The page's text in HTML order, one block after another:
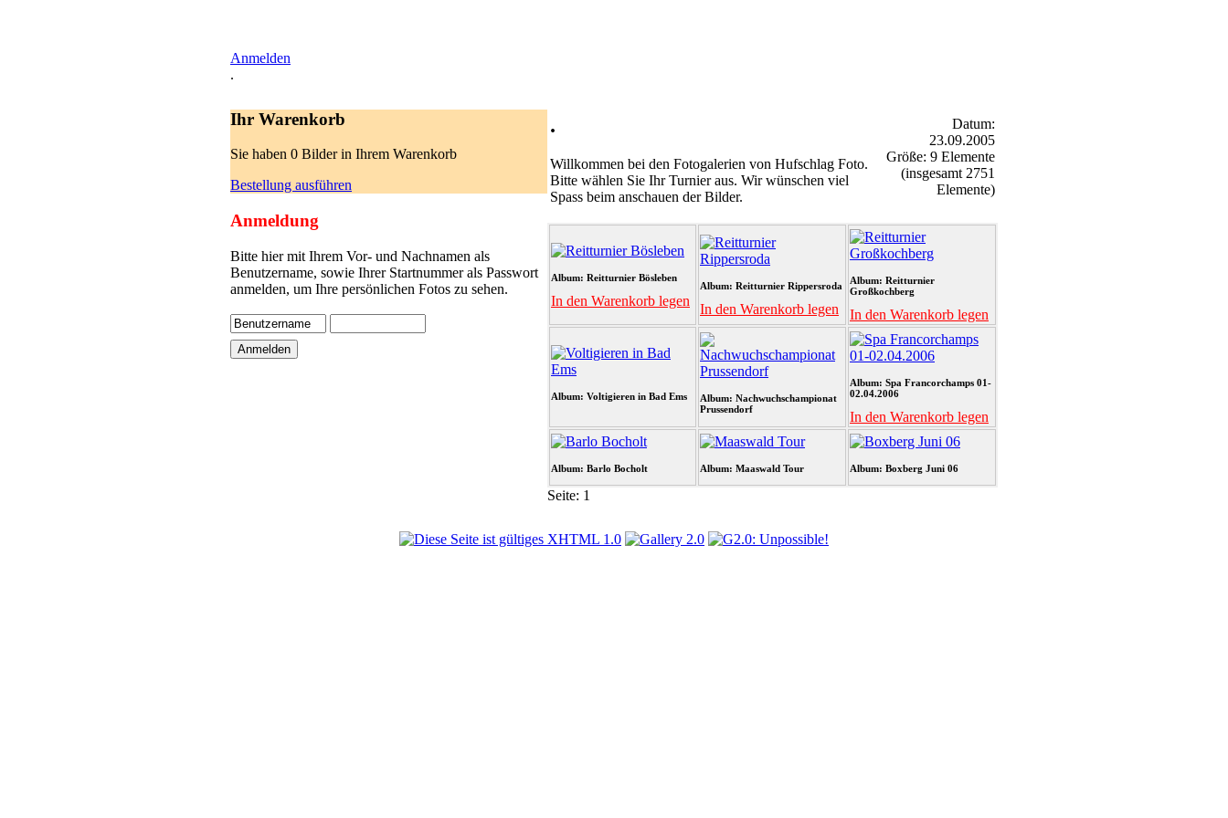
Anmelden
.
Ihr Warenkorb
Sie haben 0 Bilder in Ihrem Warenkorb
Bestellung ausführen
Anmeldung
Bitte hier mit Ihrem Vor- und Nachnamen als
Benutzername, sowie Ihrer Startnummer als Passwort
anmelden, um Ihre persönlichen Fotos zu sehen.
.
Willkommen bei den Fotogalerien von Hufschlag Foto.
Bitte wählen Sie Ihr Turnier aus. Wir wünschen viel
Spass beim anschauen der Bilder.
Datum:
23.09.2005
Größe: 9 Elemente
(insgesamt 2751
Elemente)
Album: Reitturnier Bösleben
In den Warenkorb legen
Album: Reitturnier Rippersroda
In den Warenkorb legen
Album: Reitturnier
Großkochberg
In den Warenkorb legen
Album: Voltigieren in Bad Ems
Album: Nachwuchschampionat
Prussendorf
Album: Spa Francorchamps 01-
02.04.2006
In den Warenkorb legen
Album: Barlo Bocholt Album: Maaswald Tour Album: Boxberg Juni 06
Seite: 1